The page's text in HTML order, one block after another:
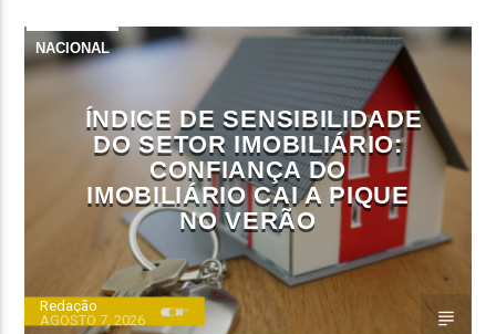
NACIONAL
ÍNDICE DE SENSIBILIDADE
DO SETOR IMOBILIÁRIO:
CONFIANÇA DO
IMOBILIÁRIO CAI A PIQUE
NO VERÃO
Redação
AGOSTO 7, 2026